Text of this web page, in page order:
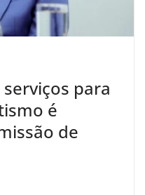
para
é
de